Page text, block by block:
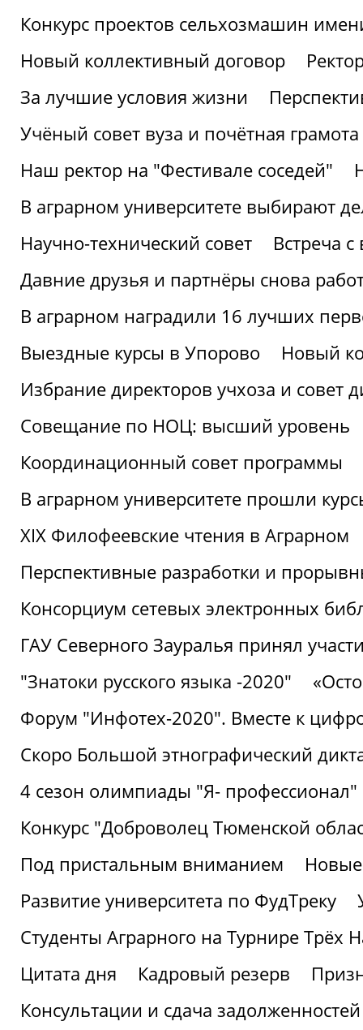
Конкурс проектов сельхозмашин
Новый коллективный договор
За лучшие условия жизни
Учёный совет вуза и почётная
Наш ректор на "Фестивале соседей"
В аграрном университете выбирают
Научно-технический совет
Встреча
Давние друзья и партнёры снова
В аграрном наградили 16 лучших
Выездные курсы в Упорово
Новый
Избрание директоров учхоза и совет
Совещание по НОЦ: высший уровень
Координационный совет программы
В аграрном университете прошли
XIX Филофеевские чтения в Аграрном
Перспективные разработки и
Консорциум сетевых электронных
ГАУ Северного Зауралья принял
"Знатоки русского языка -2020"
Форум "Инфотех-2020". Вместе к
Скоро Большой этнографический
4 сезон олимпиады "Я- профессионал"
Конкурс "Доброволец Тюменской
Под пристальным вниманием
Развитие университета по ФудТреку
Студенты Аграрного на Турнире Трёх
Цитата дня
Кадровый резерв
Консультации и сдача